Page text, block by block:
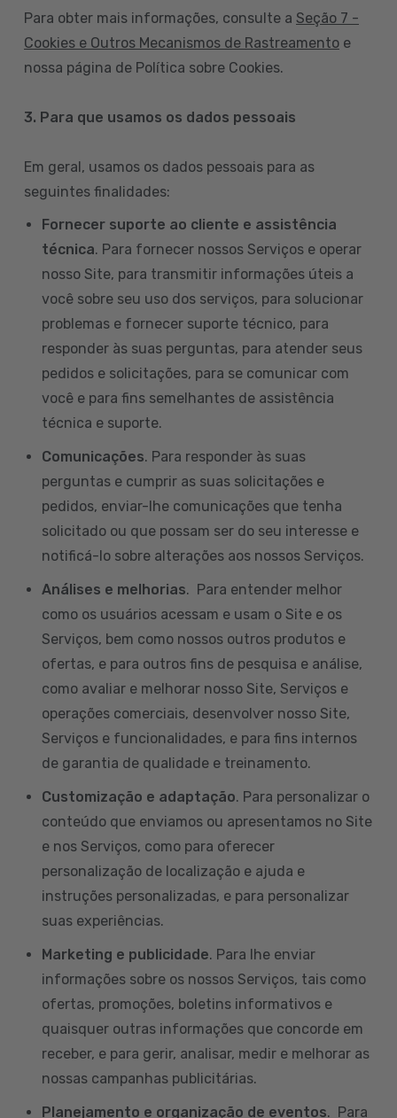
Para obter mais informações, consulte a Seção 7 -
Cookies e Outros Mecanismos de Rastreamento e
nossa página de Política sobre Cookies.
3. Para que usamos os dados pessoais
Em geral, usamos os dados pessoais para as
seguintes finalidades:
Fornecer suporte ao cliente e assistência
técnica. Para fornecer nossos Serviços e operar
nosso Site, para transmitir informações úteis a
você sobre seu uso dos serviços, para solucionar
problemas e fornecer suporte técnico, para
responder às suas perguntas, para atender seus
pedidos e solicitações, para se comunicar com
você e para fins semelhantes de assistência
técnica e suporte.
Comunicações. Para responder às suas
perguntas e cumprir as suas solicitações e
pedidos, enviar-lhe comunicações que tenha
solicitado ou que possam ser do seu interesse e
notificá-lo sobre alterações aos nossos Serviços.
Análises e melhorias. Para entender melhor
como os usuários acessam e usam o Site e os
Serviços, bem como nossos outros produtos e
ofertas, e para outros fins de pesquisa e análise,
como avaliar e melhorar nosso Site, Serviços e
operações comerciais, desenvolver nosso Site,
Serviços e funcionalidades, e para fins internos
de garantia de qualidade e treinamento.
Customização e adaptação. Para personalizar o
conteúdo que enviamos ou apresentamos no Site
e nos Serviços, como para oferecer
personalização de localização e ajuda e
instruções personalizadas, e para personalizar
suas experiências.
Marketing e publicidade. Para lhe enviar
informações sobre os nossos Serviços, tais como
ofertas, promoções, boletins informativos e
quaisquer outras informações que concorde em
receber, e para gerir, analisar, medir e melhorar as
nossas campanhas publicitárias.
Planejamento e organização de eventos. Para